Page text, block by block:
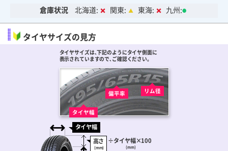
倉庫状況 北海道: 関東: 東海: 九州:
タイヤサイズの見方
タイヤサイズは､下記のようにタイヤ側面に
表示されていますので､ご確認ください。
タイヤ幅
偏平率 リム径
タイヤ幅
高さ
(mm)
÷タイヤ幅
(mm)
×100